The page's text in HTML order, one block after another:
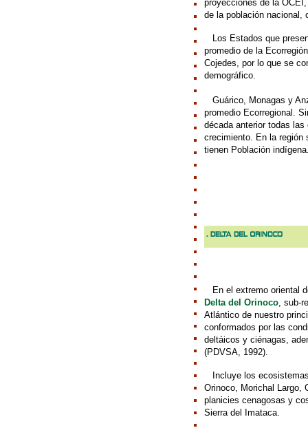
proyecciones de la
de la población nacional,
Los Estados que
promedio de la
Cojedes, por lo que se
demográfico.
Guárico, Monagas y
promedio Ecorregional.
década anterior todas
crecimiento. En la región
tienen Población
En el extremo oriental
Delta del Orinoco, sub-
Atlántico de nuestro
conformados por las
deltáicos y ciénagas,
(PDVSA, 1992).
Incluye los
Orinoco, Morichal Largo,
planicies cenagosas y
Sierra del Imataca.